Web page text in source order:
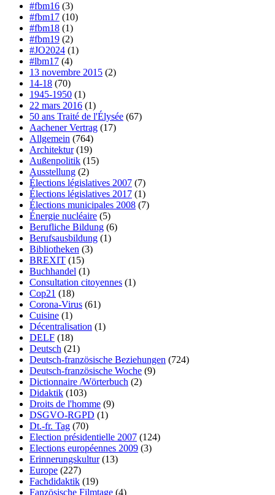
#fbm16 (3)
#fbm17 (10)
#fbm18 (1)
#fbm19 (2)
#JO2024 (1)
#lbm17 (4)
13 novembre 2015 (2)
14-18 (70)
1945-1950 (1)
22 mars 2016 (1)
50 ans Traité de l'Élysée (67)
Aachener Vertrag (17)
Allgemein (764)
Architektur(19)
Außenpolitik (15)
Ausstellung (2)
Élections législatives 2007 (7)
Élections législatives 2017 (1)
Élections municipales 2008 (7)
Énergie nucléaire (5)
Berufliche Bildung (6)
Berufsausbildung (1)
Bibliotheken (3)
BREXIT (15)
Buchhandel (1)
Consultation citoyennes (1)
Cop21 (18)
Corona-Virus (61)
Cuisine (1)
Décentralisation (1)
DELF (18)
Deutsch (21)
Deutsch-französische Beziehungen (724)
Deutsch-französische Woche (9)
Dictionnaire /Wörterbuch (2)
Didaktik (103)
Droits de l'homme (9)
DSGVO-RGPD (1)
Dt.-fr. Tag (70)
Election présidentielle 2007 (124)
Elections européennes 2009 (3)
Erinnerungskultur(13)
Europe (227)
Fachdidaktik (19)
Fanzösische Filmtage (4)